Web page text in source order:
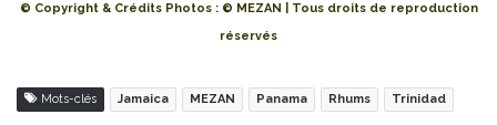
© Copyright & Crédits Photos : © MEZAN | Tous droits de reproduction
réservés
Mots-clés Jamaica MEZAN Panama Rhums Trinidad